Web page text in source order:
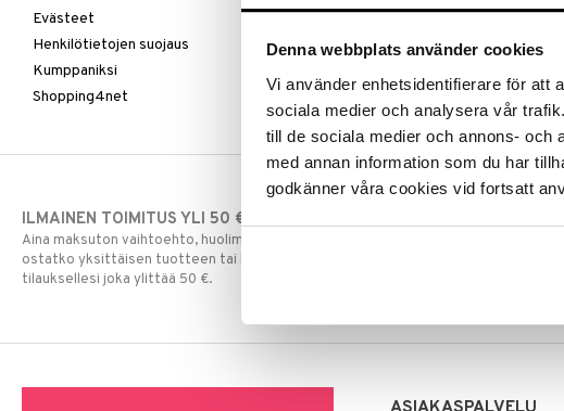
Denna webbplats använder cookies
Vi använder enhetsidentifierare för att
sociala medier och analysera vår
till de sociala medier och annons- och
med annan information som du har
godkänner våra cookies vid fortsatt
Evästeet
Henkilötietojen suojaus
Kumppaniksi
Shopping4net
ILMAINEN TOIMITUS YLI 50 €
Aina maksuton vaihtoehto, huolimatta siitä
ostatko yksittäisen tuotteen tai koko
tilauksellesi joka ylittää 50 €.
Ennen kello 13.00 tehdyt